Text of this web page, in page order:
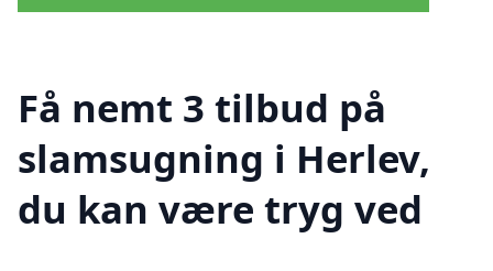
Få nemt 3 tilbud på
slamsugning i Herlev,
du kan være tryg ved